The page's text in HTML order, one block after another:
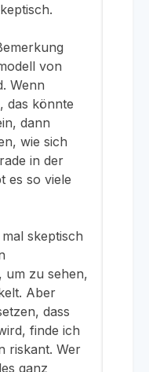
von
Wenn
das könnte
dann
wie sich
in der
es so viele
skeptisch
um zu sehen,
Aber
dass
finde ich
riskant. Wer
ganz